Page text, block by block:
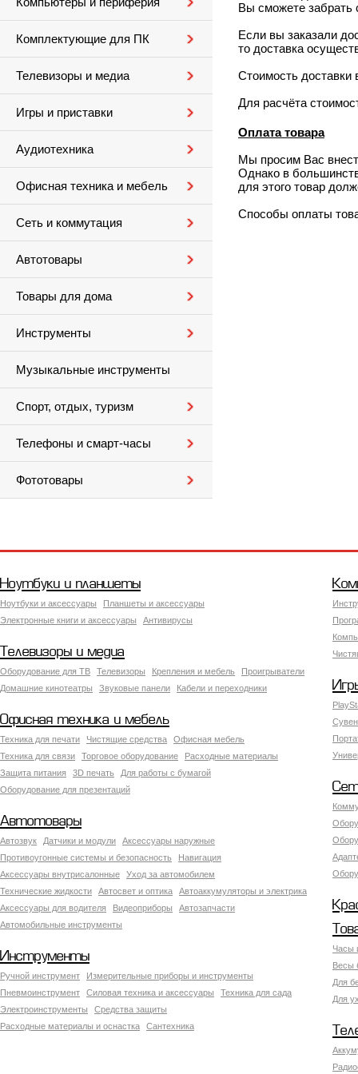
Комплектующие для ПК
Телевизоры и медиа
Игры и приставки
Аудиотехника
Офисная техника и мебель
Сеть и коммутация
Автотовары
Товары для дома
Инструменты
Музыкальные инструменты
Спорт, отдых, туризм
Телефоны и смарт-часы
Фототовары
Вы сможете забрать
Если вы заказали
то доставка
Стоимость доставки
Для расчёта
Оплата товара
Мы просим Вас
Однако в
для этого товар
Способы оплаты
Ноутбуки и планшеты
Ноутбуки и аксессуары
Планшеты и аксессуары
Электронные книги и аксессуары
Антивирусы
Телевизоры и медиа
Оборудование для ТВ Телевизоры Крепления и мебель
Проигрыватели
Домашние кинотеатры
Звуковые панели Кабели и переходники
Офисная техника и мебель
Техника для печати Чистящие средства
Офисная мебель
Техника для связи
Торговое оборудование
Расходные материалы
Защита питания
3D печать
Для работы с бумагой
Оборудование для презентаций
Автотовары
Автозвук Датчики и модули
Аксессуары наружные
Противоугонные системы и безопасность
Навигация
Аксесcуары внутрисалонные
Уход за автомобилем
Технические жидкости
Автосвет и оптика
Автоаккумуляторы и электрика
Аксессуары для водителя
Видеоприборы
Автозапчасти
Автомобильные инструменты
Часы
Весы
Для
Для
Инструменты
Ручной инструмент
Измерительные приборы и инструменты
Пневмоинструмент
Силовая техника и аксессуары
Техника для сада
Электроинструменты
Средства защиты
Расходные материалы и оснастка
Сантехника